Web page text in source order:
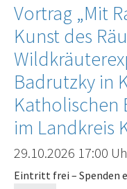
Vortrag „Mit
Kunst des
Badrutzky in
Katholischen
im Landkreis
29.10.2026 17:00
Eintritt frei – Spenden